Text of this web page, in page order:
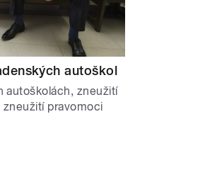
autoškol
autoškolách, zneužití
zneužití pravomoci